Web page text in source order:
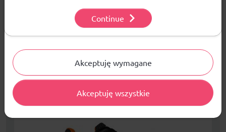
PRODUKTY POWIĄZANE
WYPRZEDAŻE W DZIALE
Akceptuję wymagane
Akceptuję wszystkie
Continue